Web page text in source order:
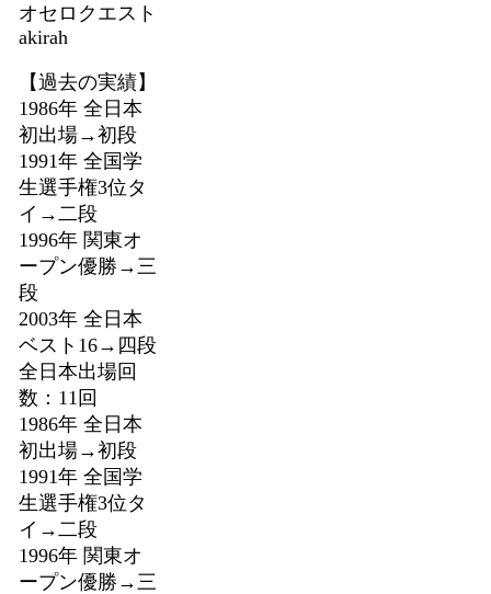
オセロクエスト
akirah
【過去の実績】
1986年 全日本
初出場→初段
1991年 全国学
生選手権3位タ
イ→二段
1996年 関東オ
ープン優勝→三
段
2003年 全日本
ベスト16→四段
全日本出場回
数：11回
1986年 全日本
初出場→初段
1991年 全国学
生選手権3位タ
イ→二段
1996年 関東オ
ープン優勝→三